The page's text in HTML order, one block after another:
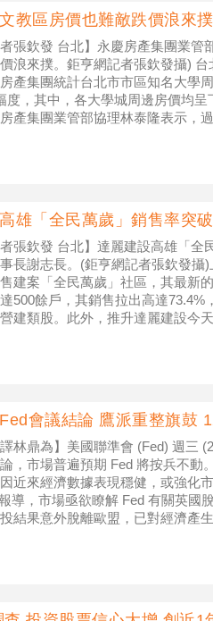
教區房價也難敵跌價浪來
者張欽發 台北】永慶房產集團業
浪來撲。鉅亨網記者張欽發攝)
產集團統計台北市市區知名大學
度，其中，各大學城周邊房價均
產集團業管部協理林泰隆表示，
雄「全民萬歲」銷售率突
者張欽發 台北】達麗建設高雄「
長謝志長。(鉅亨網記者張欽發攝
建案「全民萬歲」社區，其最新
500餘戶，其銷售拉出高達
建類股。此外，推升達麗建設今
會議結論 鷹派重整旗鼓
譯林鼎為】美國聯準會 (Fed) 週三
，市場普遍預期 Fed 將按兵不動
近來經濟數據表現穩健，或強化
報導，市場亟欲瞭解 Fed 有關英國
結果意外脫離歐盟，已對經濟產